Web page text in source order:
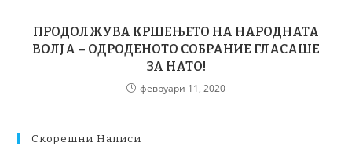
ПРОДОЛЖУВА КРШЕЊЕТО НА НАРОДНАТА
ВОЛЈА – ОДРОДЕНОТО СОБРАНИЕ ГЛАСАШЕ
ЗА НАТО!
февруари 11, 2020
Скорешни Написи